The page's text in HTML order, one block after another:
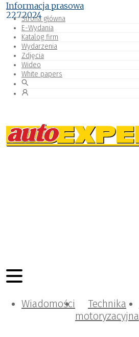
Strona główna
E-Wydania
Katalog firm
Wydarzenia
Zdjęcia
Wideo
White papers
Wiadomości
Technika
motoryzacyjna
Informacja prasowa
22.7.2024